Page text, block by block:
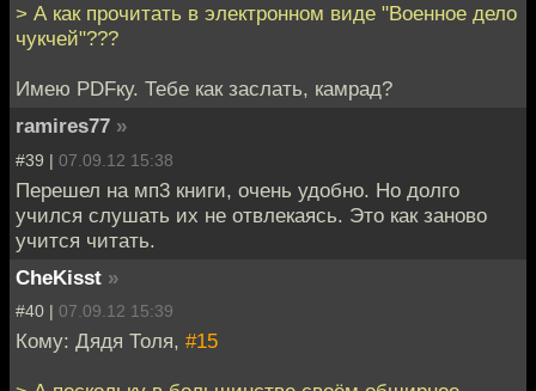
> А как прочитать в электронном виде "Военное дело
чукчей"???
Имею PDFку. Тебе как заслать, камрад?
ramires77 »
#39 | 07.09.12 15:38
Перешел на мп3 книги, очень удобно. Но долго
учился слушать их не отвлекаясь. Это как заново
учится читать.
CheKisst »
#40 | 07.09.12 15:39
Кому: Дядя Толя, #15